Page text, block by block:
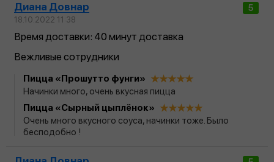
5
Диана Довнар
18.10.2022 11:38
Время доставки: 40 минут доставка
Вежливые сотрудники
Пицца «Прошутто фунги»
Начинки много, очень вкусная пицца
Пицца «Сырный цыплёнок»
Очень много вкусного соуса, начинки тоже. Было
бесподобно !